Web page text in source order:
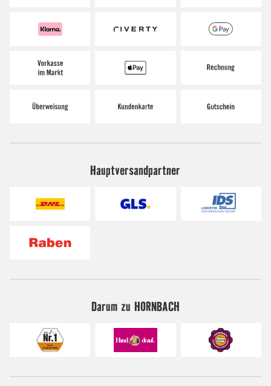
Hauptversandpartner
Darum zu HORNBACH